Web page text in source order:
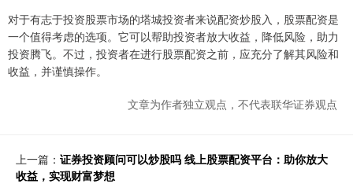
对于有志于投资股票市场的塔城投资者来说配资炒股入，股票配资是
一个值得考虑的选项。它可以帮助投资者放大收益，降低风险，助力
投资腾飞。不过，投资者在进行股票配资之前，应充分了解其风险和
收益，并谨慎操作。
文章为作者独立观点，不代表联华证券观点
上一篇： 证券投资顾问可以炒股吗 线上股票配资平台：助你放大
收益，实现财富梦想